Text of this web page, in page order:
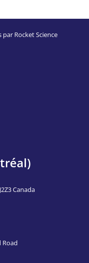
Rocket Science
Canada
Road